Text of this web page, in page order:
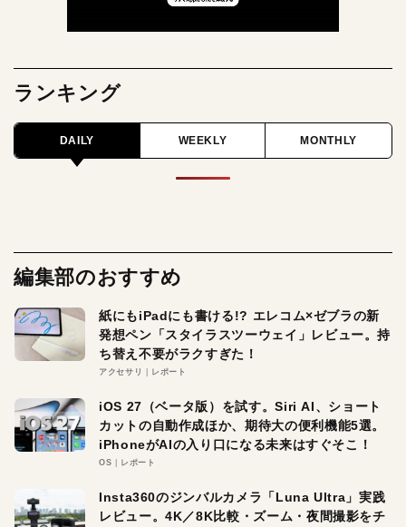
ランキング
DAILY WEEKLY MONTHLY
編集部のおすすめ
紙にもiPadにも書ける!? エレコム×ゼブラの新
発想ペン「スタイラスツーウェイ」レビュー。持
ち替え不要がラクすぎた！
アクセサリ レポート
iOS 27（ベータ版）を試す。Siri AI、ショート
カットの自動作成ほか、期待大の便利機能5選。
iPhoneがAIの入り口になる未来はすぐそこ！
OS レポート
Insta360のジンバルカメラ「Luna Ultra」実践
レビュー。4K／8K比較・ズーム・夜間撮影をチ